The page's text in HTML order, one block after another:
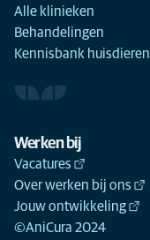
Alle klinieken
Behandelingen
Kennisbank huisdieren
Werken bij
Vacatures
Over werken bij ons
Jouw ontwikkeling
©AniCura 2024